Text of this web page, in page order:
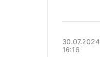
30.07.2024
16:16